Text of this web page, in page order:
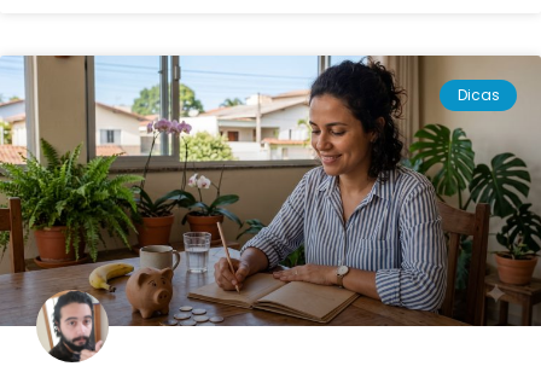
Dicas